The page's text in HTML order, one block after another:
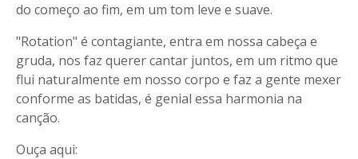
do começo ao fim, em um tom leve e suave.
"Rotation" é contagiante, entra em nossa cabeça e
gruda, nos faz querer cantar juntos, em um ritmo que
flui naturalmente em nosso corpo e faz a gente mexer
conforme as batidas, é genial essa harmonia na
canção.
Ouça aqui: